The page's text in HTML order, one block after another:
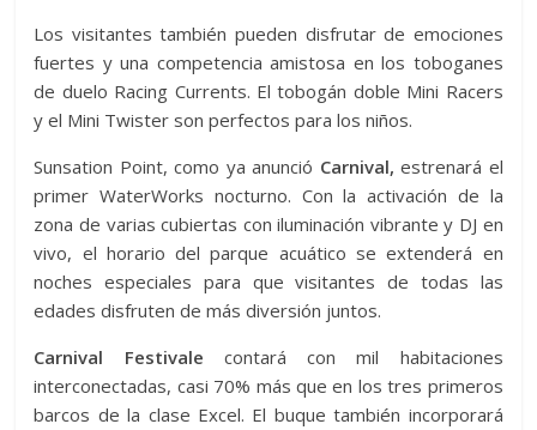
Los visitantes también pueden disfrutar de emociones
fuertes y una competencia amistosa en los toboganes
de duelo Racing Currents. El tobogán doble Mini Racers
y el Mini Twister son perfectos para los niños.
Sunsation Point, como ya anunció Carnival, estrenará el
primer WaterWorks nocturno. Con la activación de la
zona de varias cubiertas con iluminación vibrante y DJ en
vivo, el horario del parque acuático se extenderá en
noches especiales para que visitantes de todas las
edades disfruten de más diversión juntos.
Carnival Festivale contará con mil habitaciones
interconectadas, casi 70% más que en los tres primeros
barcos de la clase Excel. El buque también incorporará